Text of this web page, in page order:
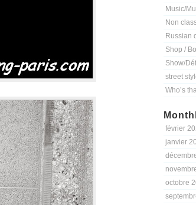
Music/
Non
Russian
Shop /
Show/
street
Who’s
février
janvier
octobre